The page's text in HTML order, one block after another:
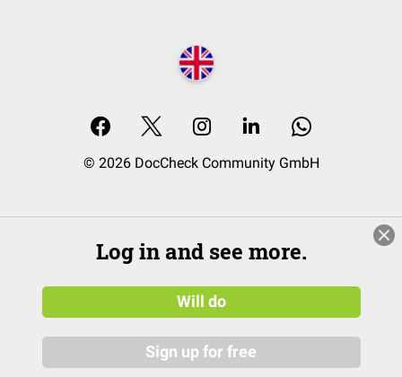
© 2026 DocCheck Community GmbH
Log in and see more.
Will do
Sign up for free